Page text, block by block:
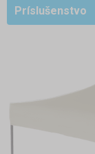
Príslušenstvo